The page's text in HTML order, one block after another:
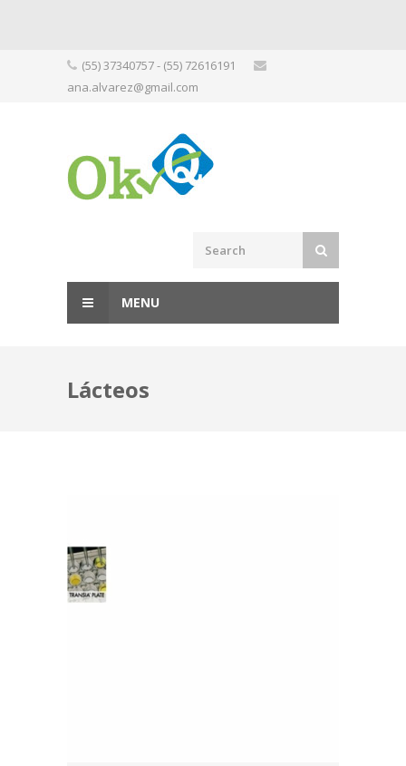
(55) 37340757 - (55) 72616191
ana.alvarez@gmail.com
MENU
Lácteos